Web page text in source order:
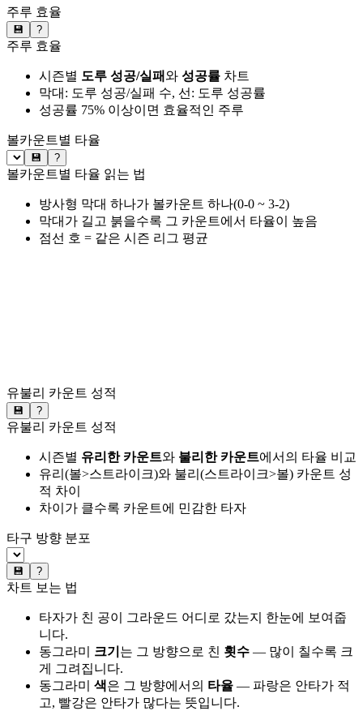
주루 효율
💾 ?
주루 효율
시즌별 도루 성공/실패와 성공률 차트
막대: 도루 성공/실패 수, 선: 도루 성공률
성공률 75% 이상이면 효율적인 주루
볼카운트별 타율
💾 ?
볼카운트별 타율 읽는 법
방사형 막대 하나가 볼카운트 하나(0-0 ~ 3-2)
막대가 길고 붉을수록 그 카운트에서 타율이 높음
점선 호 = 같은 시즌 리그 평균
유불리 카운트 성적
💾 ?
유불리 카운트 성적
시즌별 유리한 카운트와 불리한 카운트에서의 타율 비교
유리(볼>스트라이크)와 불리(스트라이크>볼) 카운트 성
적 차이
차이가 클수록 카운트에 민감한 타자
타구 방향 분포
💾 ?
차트 보는 법
타자가 친 공이 그라운드 어디로 갔는지 한눈에 보여줍
니다.
동그라미 크기 는 그 방향으로 친 횟수 — 많이 칠수록 크
게 그려집니다.
동그라미 색은 그 방향에서의 타율 — 파랑은 안타가 적
고, 빨강은 안타가 많다는 뜻입니다.